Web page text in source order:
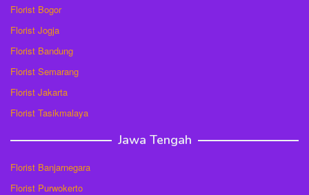
Florist Bogor
Florist Jogja
Florist Bandung
Florist Semarang
Florist Jakarta
Florist Tasikmalaya
Jawa Tengah
Florist Banjarnegara
Florist Purwokerto